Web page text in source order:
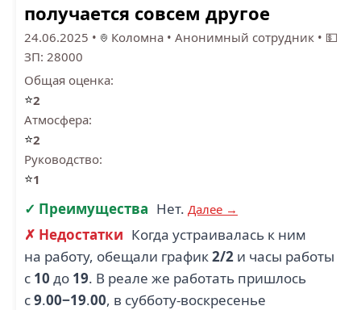
получается совсем другое
24.06.2025 • Коломна • Анонимный сотрудник • 💵
ЗП: 28000
Общая оценка:
⭐2
Атмосфера:
⭐2
Руководство:
⭐1
✓ Преимущества Нет. Далее →
✗ Недостатки Когда устраивалась к ним
на работу, обещали график2/2 и часы работы
с 10 до 19. В реале же работать пришлось
с9.00−19.00, в субботу-воскресенье